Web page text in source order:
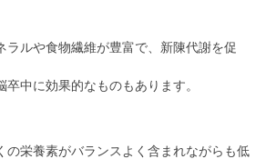
ラルや食物繊維が豊富で、新陳代謝を促
卒中に効果的なものもあります。
の栄養素がバランスよく含まれながらも低